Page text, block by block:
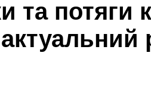
та потяги